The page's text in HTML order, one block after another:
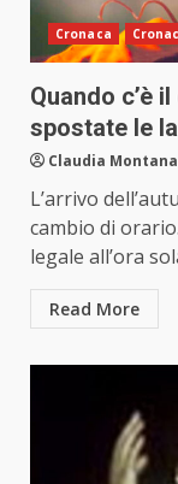
Cronaca
Quando c’è
spostate le
Claudia
L’arrivo
cambio di
legale all’ora
Read More